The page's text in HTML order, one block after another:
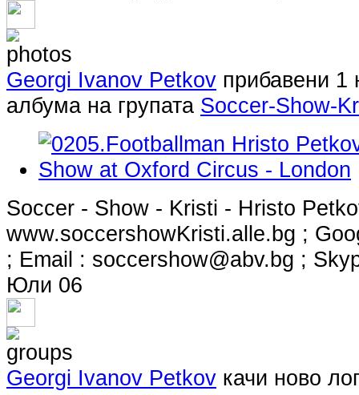
Georgi Ivanov Petkov прибавени 1
албума на групата Soccer-Show-
Soccer - Show - Kristi - Hristo
www.soccershowKristi.alle.bg ;
; Email : soccershow@abv.bg ;
Юли 06
Georgi Ivanov Petkov качи ново